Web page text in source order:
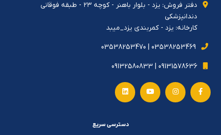
دفتر فروش: يزد - بلوار باهنر - كوچه ٢٣ - طبقه فوقاني
دندانپزشكي
کارخانه: یزد - کمربندی یزد_میبد
03538253469 | 03538253470
09131578636 | 09132580833
دسترسی سریع